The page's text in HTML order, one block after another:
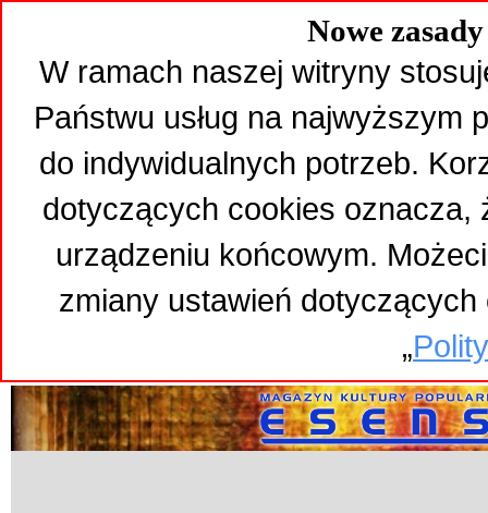
Nowe
W ramach naszej witryny
Państwu usług na najwyższym
do indywidualnych potrzeb.
dotyczących cookies oznacza,
urządzeniu końcowym.
zmiany ustawień
„